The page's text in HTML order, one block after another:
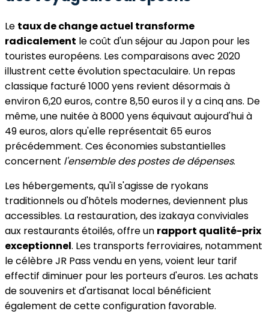
Le taux de change actuel transforme
radicalement le coût d'un séjour au Japon pour les
touristes européens. Les comparaisons avec 2020
illustrent cette évolution spectaculaire. Un repas
classique facturé 1000 yens revient désormais à
environ 6,20 euros, contre 8,50 euros il y a cinq ans. De
même, une nuitée à 8000 yens équivaut aujourd'hui à
49 euros, alors qu'elle représentait 65 euros
précédemment. Ces économies substantielles
concernent l'ensemble des postes de dépenses.
Les hébergements, qu'il s'agisse de ryokans
traditionnels ou d'hôtels modernes, deviennent plus
accessibles. La restauration, des izakaya conviviales
aux restaurants étoilés, offre un rapport qualité-prix
exceptionnel. Les transports ferroviaires, notamment
le célèbre JR Pass vendu en yens, voient leur tarif
effectif diminuer pour les porteurs d'euros. Les achats
de souvenirs et d'artisanat local bénéficient
également de cette configuration favorable.